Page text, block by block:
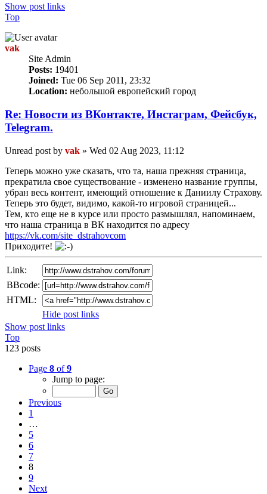
Show post links
Top
vak
Site Admin
Posts: 19401
Joined: Tue 06 Sep 2011, 23:32
Location: небольшой европейский город
Re: Новости из ВКонтакте, Инстаграм, Фейсбук,
Telegram.
Unread post by vak » Wed 02 Aug 2023, 11:12
Теперь можно уже сказать, что та, наша прежняя страница,
прекратила свое существование - изменено название группы,
убран весь контент, имеющий отношение к Даниилу Страхову.
Теперь это будет, видимо, какой-то игровой страницей...
Тем, кто еще не в курсе или просто размышлял, напоминаем,
что наша страница в ВК находится по адресу
https://vk.com/site_dstrahovcom
Приходите!
Link:
BBcode:
HTML:
Hide post links
Show post links
Top
123 posts
Page 8 of9
Jump to page:
Previous
1
…
5
6
7
8
9
Next